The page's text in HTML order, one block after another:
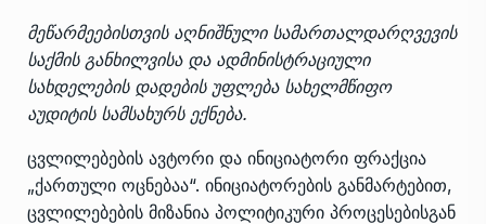
მეწარმეებისთვის აღნიშნული სამართალდარღვევის
საქმის განხილვისა და ადმინისტრაციული
სახდელების დადების უფლება სახელმწიფო
აუდიტის სამსახურს ექნება.
ცვლილებების ავტორი და ინიციატორი ფრაქცია
„ქართული ოცნებაა“. ინიციატორების განმარტებით,
ცვლილებების მიზანია პოლიტიკური პროცესებისგან